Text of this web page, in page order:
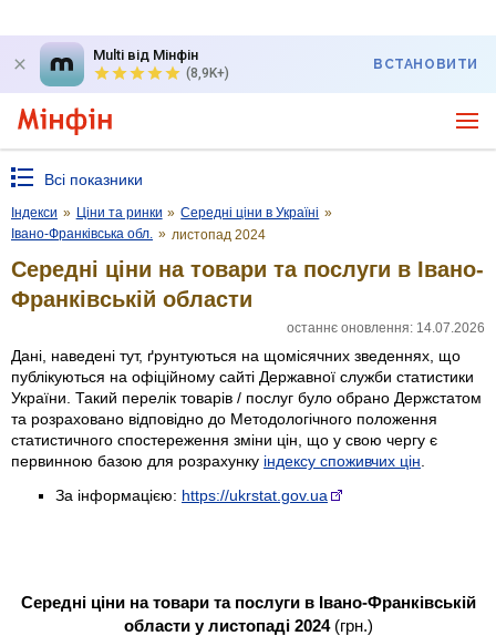
Multi від Мінфін
(8,9K+)
ВСТАНОВИТИ
Всі показники
Індекси » Ціни та ринки » Середні ціни в Україні »
Івано-Франківська обл. » листопад 2024
Середні ціни на товари та послуги в Івано-
Франківській области
останнє оновлення: 14.07.2026
Дані, наведені тут, ґрунтуються на щомісячних зведеннях, що
публікуються на офіційному сайті Державної служби статистики
України. Такий перелік товарів / послуг було обрано Держстатом
та розраховано відповідно до Методологічного положення
статистичного спостереження зміни цін, що у свою чергу є
первинною базою для розрахунку індексу споживчих цін
За інформацією: https://ukrstat.gov.ua
Середні ціни на товари та послуги в Івано-Франківській
области у листопаді 2024 (грн.)